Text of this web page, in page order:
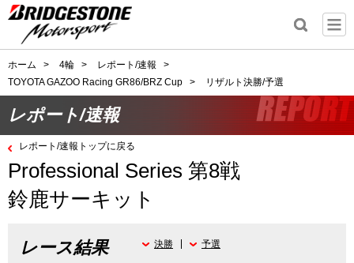
ホーム > 4輪 > レポート/速報
>
TOYOTA GAZOO Racing GR86/BRZ Cup
> リザルト決勝/予選
レポート/速報
レポート/速報トップに戻る
Professional Series 第8戦
鈴鹿サーキット
レース結果 決勝 予選